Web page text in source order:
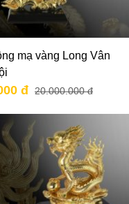
mạ vàng Long Vân
đ 20.000.000 đ